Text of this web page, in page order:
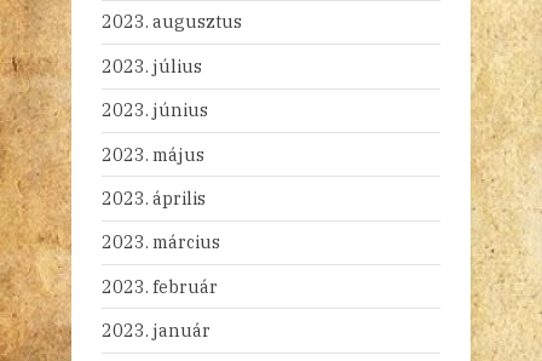
2023. augusztus
2023. július
2023. június
2023. május
2023. április
2023. március
2023. február
2023. január